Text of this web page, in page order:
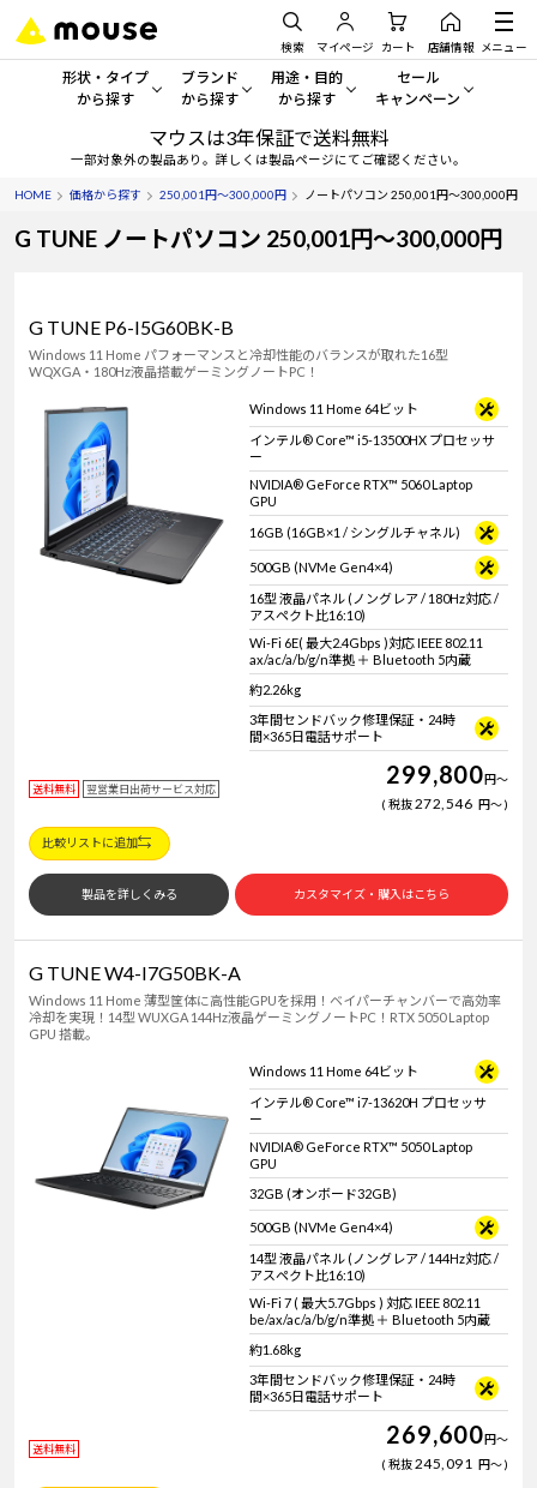
検索 マイページ カート 店舗情報 メニュー
形状・タイプ
から探す
形状・タイプから探す をすべてみる
デスクトップPC
タブレット
サーバー
ワークステーション
ディスプレイ
Windows 11 Copilot+ PC
ブランド
から探す
mouse
G TUNE
DAIV
MousePro
Windows 11|Copilot+ PC
用途・目的
から探す
一般向けパソコン
ゲーミングPC・ゲーム向けパソコン
学習向けパソコン
スペック/パーツ別
AIおすすめパソコン
Windows 11|Copilot+ PC
セール
キャンペーン
セール・キャンペー
期間限定セール
おすすめ目玉パソコン
Windows 11|Copilot+ PC
マウスは3年保証で送料無料
一部対象外の製品あり。詳しくは製品ページにてご確認ください。
HOME 価格から探す 250,001円～300,000円 ノートパソコン 250,001円～300,000円
G TUNE ノートパソコン 250,001円～300,000円
G TUNE P6-I5G60BK-B
Windows 11 Home パフォーマンスと冷却性能のバランスが取れた16型
WQXGA・180Hz液晶搭載ゲーミングノートPC！
Windows 11 Home 64ビット
インテル® Core™ i5-13500HX プロセッサ
ー
NVIDIA® GeForce RTX™ 5060 Laptop
GPU
16GB (16GB×1 / シングルチャネル)
500GB (NVMe Gen4×4)
16型 液晶パネル (ノングレア / 180Hz対応 /
アスペクト比16:10)
Wi-Fi 6E( 最大2.4Gbps )対応 IEEE 802.11
ax/ac/a/b/g/n準拠 ＋ Bluetooth 5内蔵
約2.26kg
3年間センドバック修理保証・24時
間×365日電話サポート
送料無料 翌営業日出荷サービス対応 299,800円～
税抜272,546 円～
比較リストに追加
製品を詳しくみる カスタマイズ・購入はこちら
G TUNE W4-I7G50BK-A
Windows 11 Home 薄型筐体に高性能GPUを採用！ベイパーチャンバーで高効率
冷却を実現！14型 WUXGA 144Hz液晶ゲーミングノートPC！RTX 5050 Laptop
GPU 搭載。
Windows 11 Home 64ビット
インテル® Core™ i7-13620H プロセッサ
ー
NVIDIA® GeForce RTX™ 5050 Laptop
GPU
32GB (オンボード32GB)
500GB (NVMe Gen4×4)
14型 液晶パネル (ノングレア / 144Hz対応 /
アスペクト比16:10)
Wi-Fi 7 ( 最大5.7Gbps ) 対応 IEEE 802.11
be/ax/ac/a/b/g/n準拠 ＋ Bluetooth 5内蔵
約1.68kg
3年間センドバック修理保証・24時
間×365日電話サポート
送料無料 269,600円～
税抜245,091 円～